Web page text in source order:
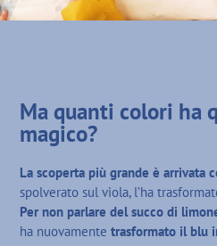
Ma quanti colori ha
magico?
La scoperta più grande è arrivata
spolverato sul viola, l’ha
Per non parlare del succo di
ha nuovamente trasformato il blu